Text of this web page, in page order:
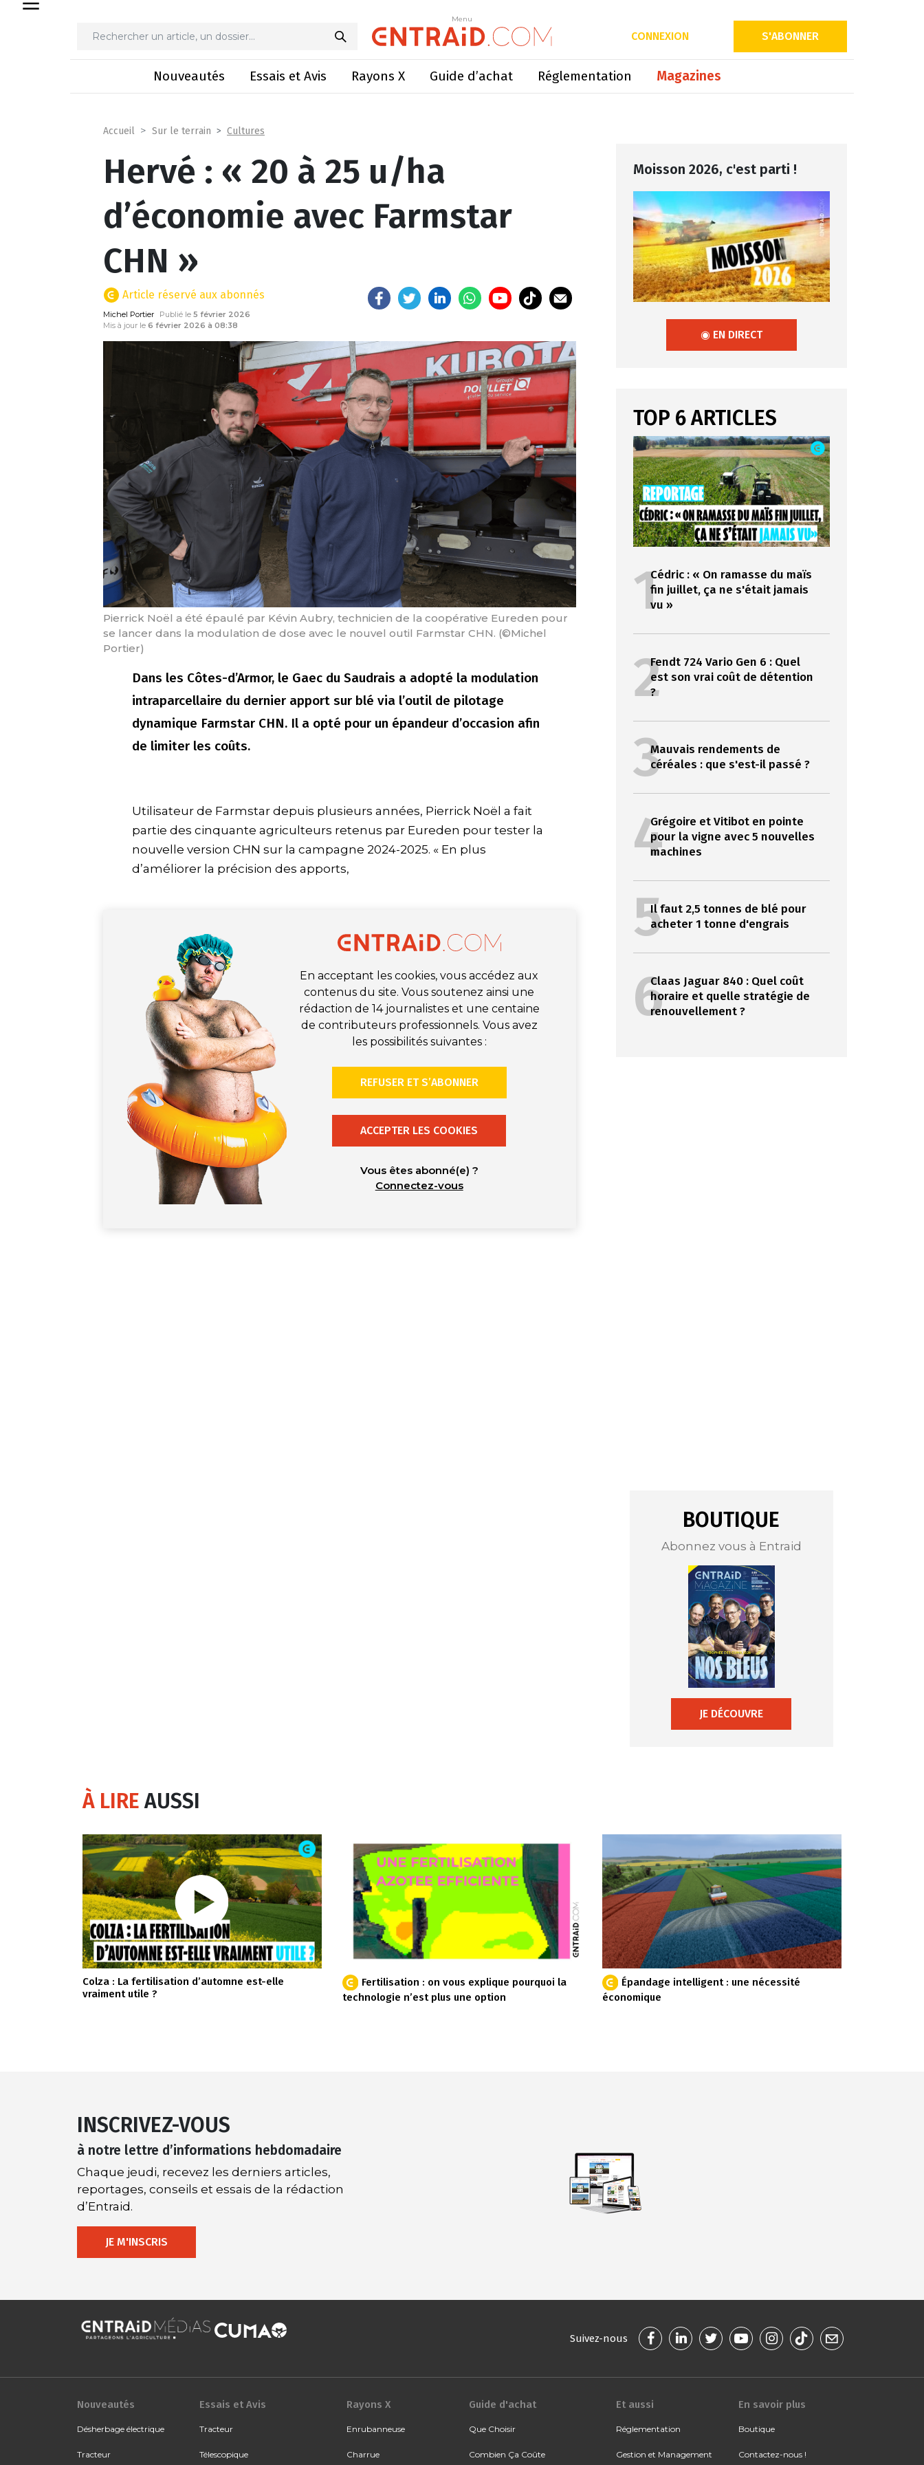
Menu
CONNEXION S'ABONNER
Nouveautés Essais et Avis Rayons X Guide d’achat Réglementation Magazines
Menu
Hervé : « 20 à 25 u/ha d’économie avec Farmstar CHN »
Accueil Sur le terrain Cultures
Hervé : « 20 à 25 u/ha
d’économie avec Farmstar
CHN »
Article réservé aux abonnés
Michel Portier Publié le 5 février 2026
Mis à jour le 6 février 2026 à 08:38
Pierrick Noël a été épaulé par Kévin Aubry, technicien de la coopérative Eureden pour
se lancer dans la modulation de dose avec le nouvel outil Farmstar CHN. (©Michel
Portier)
Dans les Côtes-d’Armor, le Gaec du Saudrais a adopté la modulation
intraparcellaire du dernier apport sur blé via l’outil de pilotage
dynamique Farmstar CHN. Il a opté pour un épandeur d’occasion afin
de limiter les coûts.
Utilisateur de Farmstar depuis plusieurs années, Pierrick Noël a fait
partie des cinquante agriculteurs retenus par Eureden pour tester la
nouvelle version CHN sur la campagne 2024-2025. « En plus
d’améliorer la précision des apports,
En acceptant les cookies, vous accédez aux
contenus du site. Vous soutenez ainsi une
rédaction de 14 journalistes et une centaine
de contributeurs professionnels. Vous avez
les possibilités suivantes :
REFUSER ET S’ABONNER
ACCEPTER LES COOKIES
Vous êtes abonné(e) ?
Connectez-vous
Moisson 2026, c'est parti !
◉ EN DIRECT
TOP 6 ARTICLES
1Cédric : « On ramasse du maïs
fin juillet, ça ne s'était jamais
vu »
2Fendt 724 Vario Gen 6 : Quel
est son vrai coût de détention
?
3Mauvais rendements de
céréales : que s'est-il passé ?
4Grégoire et Vitibot en pointe
pour la vigne avec 5 nouvelles
machines
5Il faut 2,5 tonnes de blé pour
acheter 1 tonne d'engrais
6Claas Jaguar 840 : Quel coût
horaire et quelle stratégie de
renouvellement ?
BOUTIQUE
Abonnez vous à Entraid
JE DÉCOUVRE
À LIREAUSSI
Colza : La fertilisation d’automne est-elle
vraiment utile ?
Fertilisation : on vous explique pourquoi la
technologie n’est plus une option
Épandage intelligent : une nécessité
économique
INSCRIVEZ-VOUS
à notre lettre d’informations hebdomadaire
Chaque jeudi, recevez les derniers articles,
reportages, conseils et essais de la rédaction
d’Entraid.
JE M'INSCRIS
Suivez-nous
Nouveautés
Désherbage électrique
Tracteur
Essais et Avis
Tracteur
Télescopique
Rayons X
Enrubanneuse
Charrue
Guide d'achat
Que Choisir
Combien Ça Coûte
Et aussi
Réglementation
Gestion et Management
En savoir plus
Boutique
Contactez-nous !